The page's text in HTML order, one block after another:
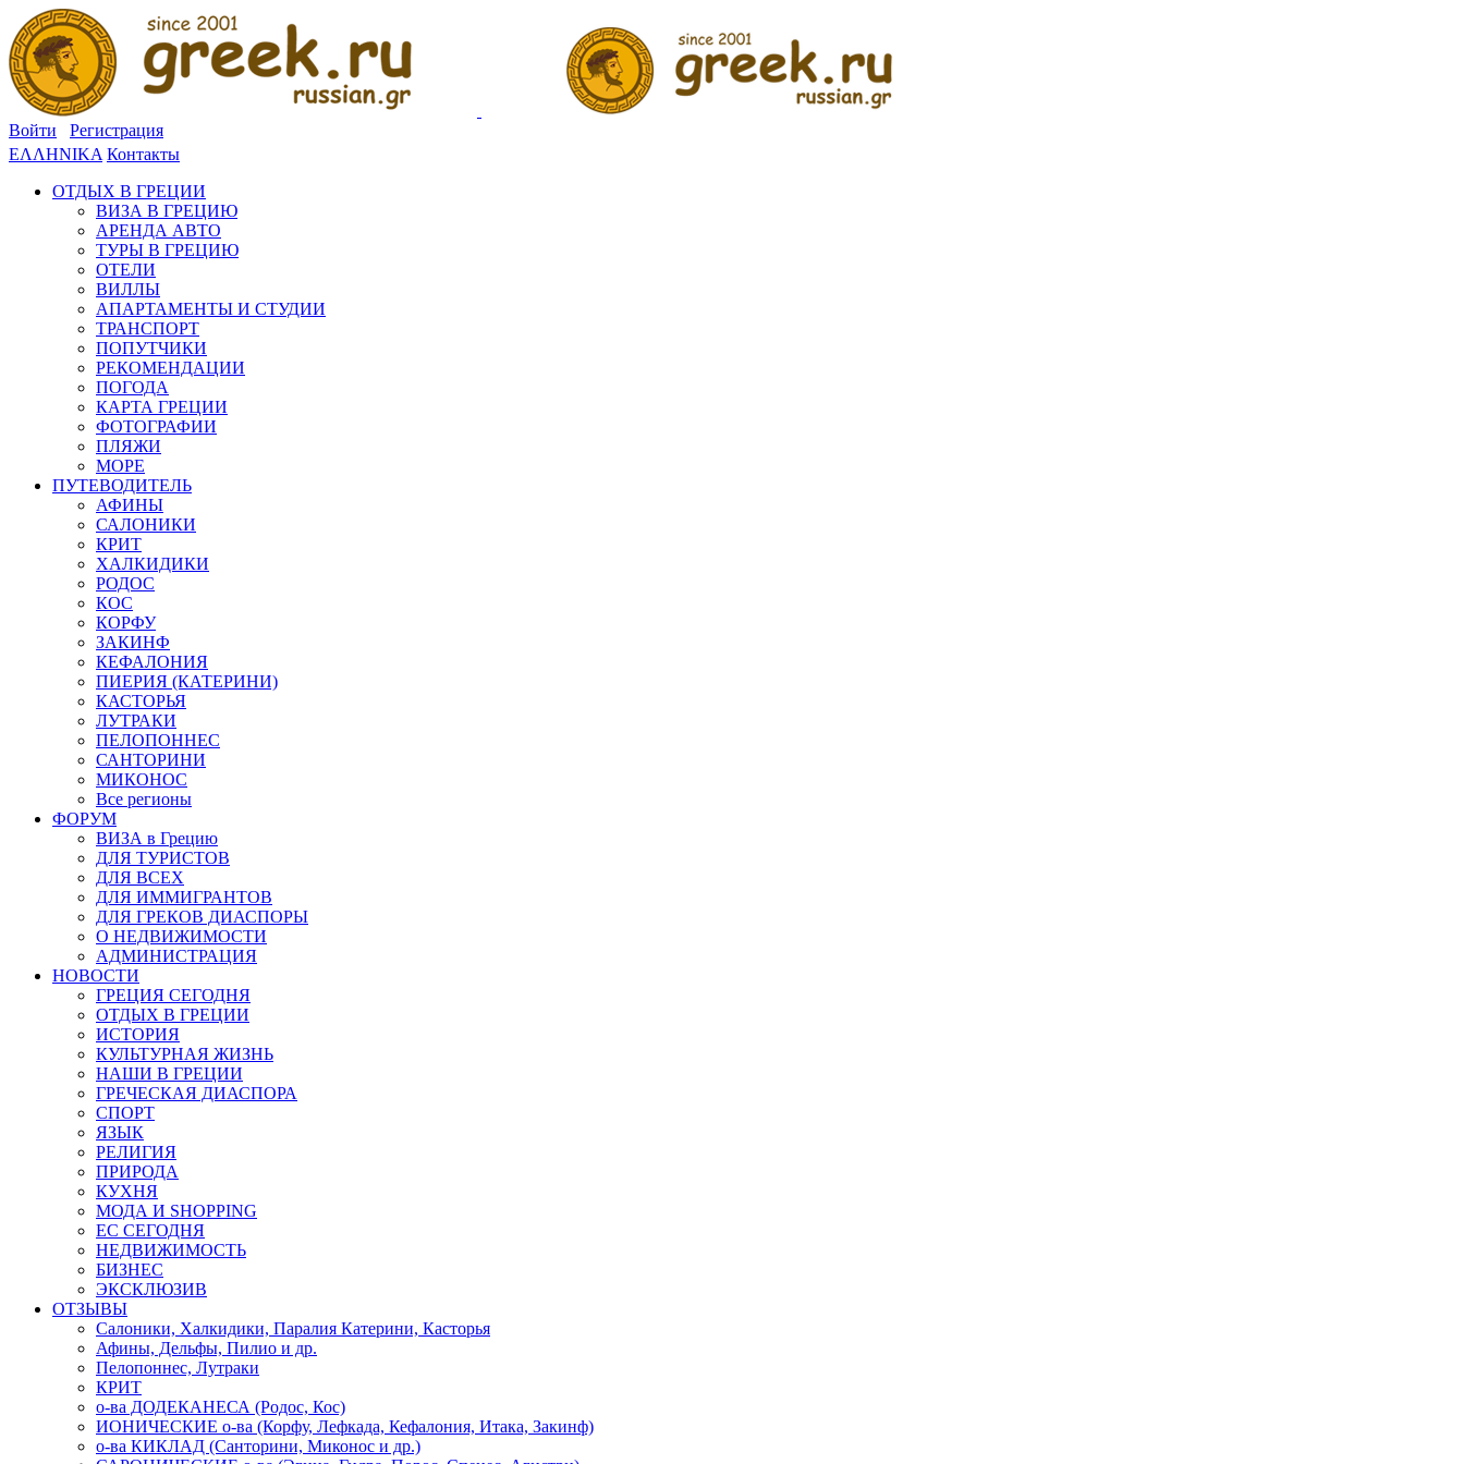
Войти
Регистрация
ΕΛΛΗΝΙΚΑ Контакты
ОТДЫХ В ГРЕЦИИ
ВИЗА В ГРЕЦИЮ
АРЕНДА АВТО
ТУРЫ В ГРЕЦИЮ
ОТЕЛИ
ВИЛЛЫ
АПАРТАМЕНТЫ И СТУДИИ
ТРАНСПОРТ
ПОПУТЧИКИ
РЕКОМЕНДАЦИИ
ПОГОДА
КАРТА ГРЕЦИИ
ФОТОГРАФИИ
ПЛЯЖИ
МОРЕ
ПУТЕВОДИТЕЛЬ
АФИНЫ
САЛОНИКИ
КРИТ
ХАЛКИДИКИ
РОДОС
КОС
КОРФУ
ЗАКИНФ
КЕФАЛОНИЯ
ПИЕРИЯ (КАТЕРИНИ)
КАСТОРЬЯ
ЛУТРАКИ
ПЕЛОПОННЕС
САНТОРИНИ
МИКОНОС
Все регионы
ФОРУМ
ВИЗА в Грецию
ДЛЯ ТУРИСТОВ
ДЛЯ ВСЕХ
ДЛЯ ИММИГРАНТОВ
ДЛЯ ГРЕКОВ ДИАСПОРЫ
О НЕДВИЖИМОСТИ
АДМИНИСТРАЦИЯ
НОВОСТИ
ГРЕЦИЯ СЕГОДНЯ
ОТДЫХ В ГРЕЦИИ
ИСТОРИЯ
КУЛЬТУРНАЯ ЖИЗНЬ
НАШИ В ГРЕЦИИ
ГРЕЧЕСКАЯ ДИАСПОРА
СПОРТ
ЯЗЫК
РЕЛИГИЯ
ПРИРОДА
КУХНЯ
МОДА И SHOPPING
ЕС СЕГОДНЯ
НЕДВИЖИМОСТЬ
БИЗНЕС
ЭКСКЛЮЗИВ
ОТЗЫВЫ
Салоники, Халкидики, Паралия Катерини, Касторья
Афины, Дельфы, Пилио и др.
Пелопоннес, Лутраки
КРИТ
о-ва ДОДЕКАНЕСА (Родос, Кос)
ИОНИЧЕСКИЕ о-ва (Корфу, Лефкада, Кефалония, Итака, Закинф)
о-ва КИКЛАД (Санторини, Миконос и др.)